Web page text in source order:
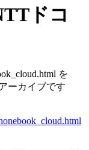
ドコ
を
ーカイブです